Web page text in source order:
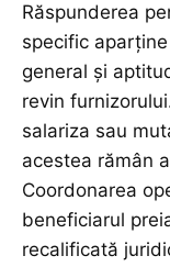
Răspunderea
specific
general și
revin
salariza sau
acestea rămân
Coordonarea
beneficiarul
recalificată